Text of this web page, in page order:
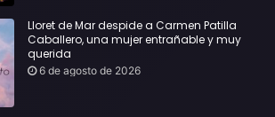
Lloret de Mar despide a Carmen Patilla
Caballero, una mujer entrañable y muy
querida
6 de agosto de 2026